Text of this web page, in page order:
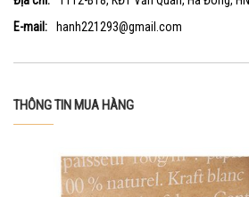
E-mail:
hanh221293@gmail.com
THÔNG TIN MUA HÀNG